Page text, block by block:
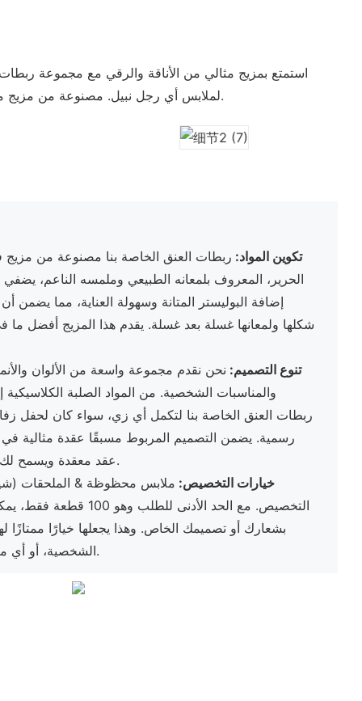
استمتع بمزيج مثالي من الأناقة والرقي مع مجموعة
لملابس أي رجل نبيل. مصنوعة من مزيج من الحرير والبوليستر، كل ربطة عنق ليست مريحة في الارتداء فحسب، بل تتميز أيضًا بلمعان فاخر يعزز جاذبيتها.
● تكوين المواد: ربطات العنق الخاصة بنا مصنوعة من مزيج
الحرير، المعروف بلمعانه الطبيعي وملمسه الناعم،
إضافة البوليستر المتانة وسهولة العناية، مما
شكلها ولمعانها غسلة بعد غسلة. يقدم هذا المزيج أفضل ما
تنوع التصميم: نحن نقدم مجموعة واسعة من الألوان
والمناسبات الشخصية. من المواد الصلبة الكلاسيكية
ربطات العنق الخاصة بنا لتكمل أي زي، سواء كان لحفل
رسمية. يضمن التصميم المربوط مسبقًا عقدة مثالية
عقد معقدة ويسمح لك بمظهر أفضل ما لديك بسهولة.
خيارات التخصيص: ملابس محظوظة & الملحقات
التخصيص. مع الحد الأدنى
بشعارك أو تصميمك الخاص. وهذا يجعلها خيارًا ممتازًا
الشخصية، أو أي مناسبة ترغب فيها بلمسة فريدة.